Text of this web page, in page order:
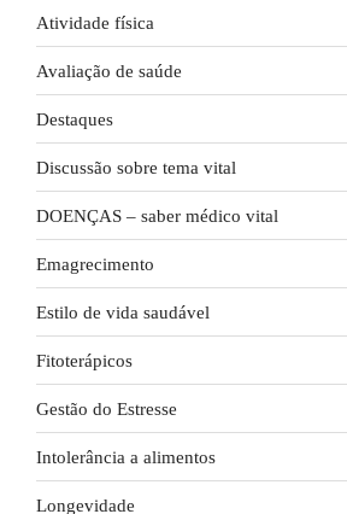
Atividade física
Avaliação de saúde
Destaques
Discussão sobre tema vital
DOENÇAS – saber médico vital
Emagrecimento
Estilo de vida saudável
Fitoterápicos
Gestão do Estresse
Intolerância a alimentos
Longevidade